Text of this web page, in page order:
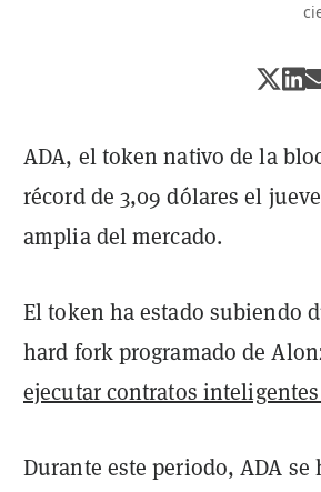
ADA, el token nativo de la
récord de 3,09 dólares el
amplia del mercado.
El token ha estado subiendo
hard fork programado de
ejecutar contratos
Durante este periodo, ADA se